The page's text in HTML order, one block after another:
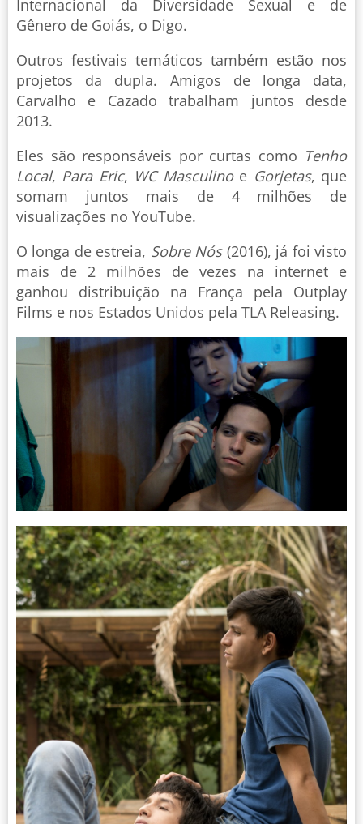
Internacional da Diversidade Sexual e de
Gênero de Goiás, o Digo.
Outros festivais temáticos também estão nos
projetos da dupla. Amigos de longa data,
Carvalho e Cazado trabalham juntos desde
2013.
Eles são responsáveis por curtas como Tenho
Local, Para Eric, WC Masculinoe Gorjetas, que
somam juntos mais de 4 milhões de
visualizações no YouTube.
O longa de estreia, Sobre Nós(2016), já foi visto
mais de 2 milhões de vezes na internet e
ganhou distribuição na França pela Outplay
Films e nos Estados Unidos pela TLA Releasing.